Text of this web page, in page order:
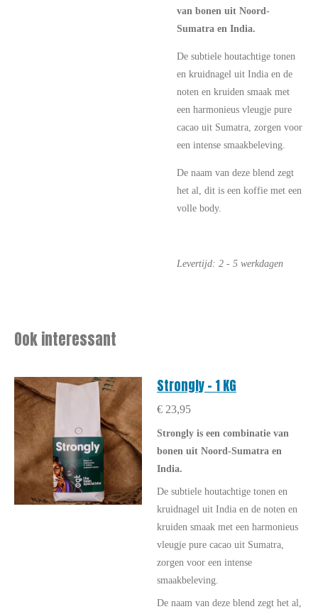
van bonen uit Noord-
Sumatra en India.
De subtiele houtachtige tonen
en kruidnagel uit India en de
noten en kruiden smaak met
een harmonieus vleugje pure
cacao uit Sumatra, zorgen voor
een intense smaakbeleving.
De naam van deze blend zegt
het al, dit is een koffie met een
volle body.
Levertijd: 2 - 5 werkdagen
Ook interessant
Strongly - 1 KG
€ 23,95
Strongly is een combinatie van
bonen uit Noord-Sumatra en
India.
De subtiele houtachtige tonen en
kruidnagel uit India en de noten en
kruiden smaak met een harmonieus
vleugje pure cacao uit Sumatra,
zorgen voor een intense
smaakbeleving.
De naam van deze blend zegt het al,